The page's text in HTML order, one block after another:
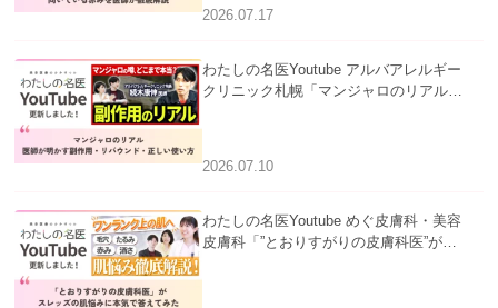
2026.07.17
わたしの名医Youtube アルバアレルギー
クリニック札幌「マンジャロのリアル｜
い使い方」を公開いたしました。
2026.07.10
わたしの名医Youtube めぐ皮膚科・美容
皮膚科「”とおりすがりの皮膚科医”がス
公開いたしました。